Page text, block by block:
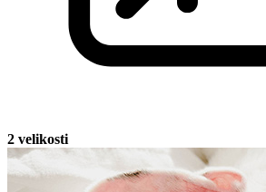
2 velikosti